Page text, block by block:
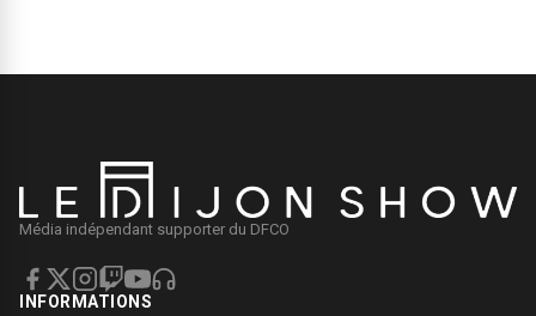
Média indépendant supporter du DFCO
INFORMATIONS